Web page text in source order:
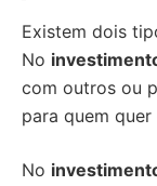
Existem dois
No
com outros ou
para quem
No